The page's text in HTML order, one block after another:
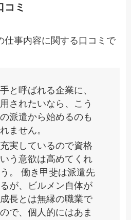
コミ
仕事内容に関する口コミで
と呼ばれる企業に、
されたいなら、こう
派遣から始めるのも
ません。
実しているので資格
う意欲は高めてくれ
。 働き甲斐は派遣先
が、ビルメン自体が
長とは無縁の職業で
で、個人的にはあま